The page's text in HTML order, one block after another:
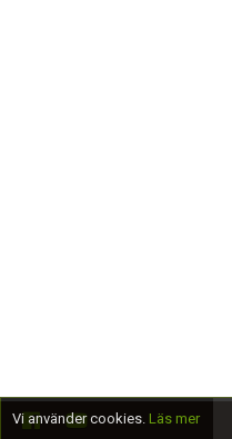
Vi använder cookies. Läs mer